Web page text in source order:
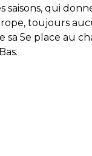
saisons, qui
toujours
5e place au